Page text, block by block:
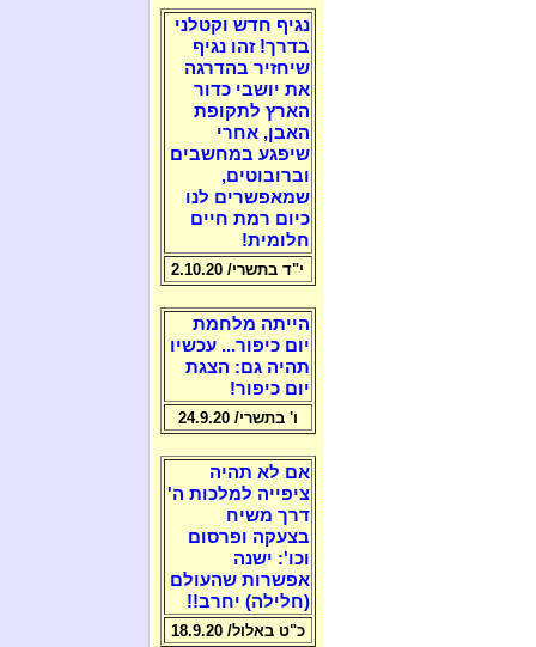
נגיף חדש וקטלני
בדרך! זהו נגיף
שיחזיר בהדרגה
את יושבי כדור
הארץ לתקופת
האבן, אחרי
שיפגע במחשבים
וברובוטים,
שמאפשרים לנו
כיום רמת חיים
חלומית!
י"ד בתשרי/ 2.10.20
הייתה מלחמת
יום כיפור... עכשיו
תהיה גם: הצגת
יום כיפור!
ו' בתשרי/ 24.9.20
אם לא תהיה
ציפייה למלכות ה'
דרך משיח
בצעקה ופרסום
וכו': ישנה
אפשרות שהעולם
(חלילה) יחרב!!
כ"ט באלול/ 18.9.20